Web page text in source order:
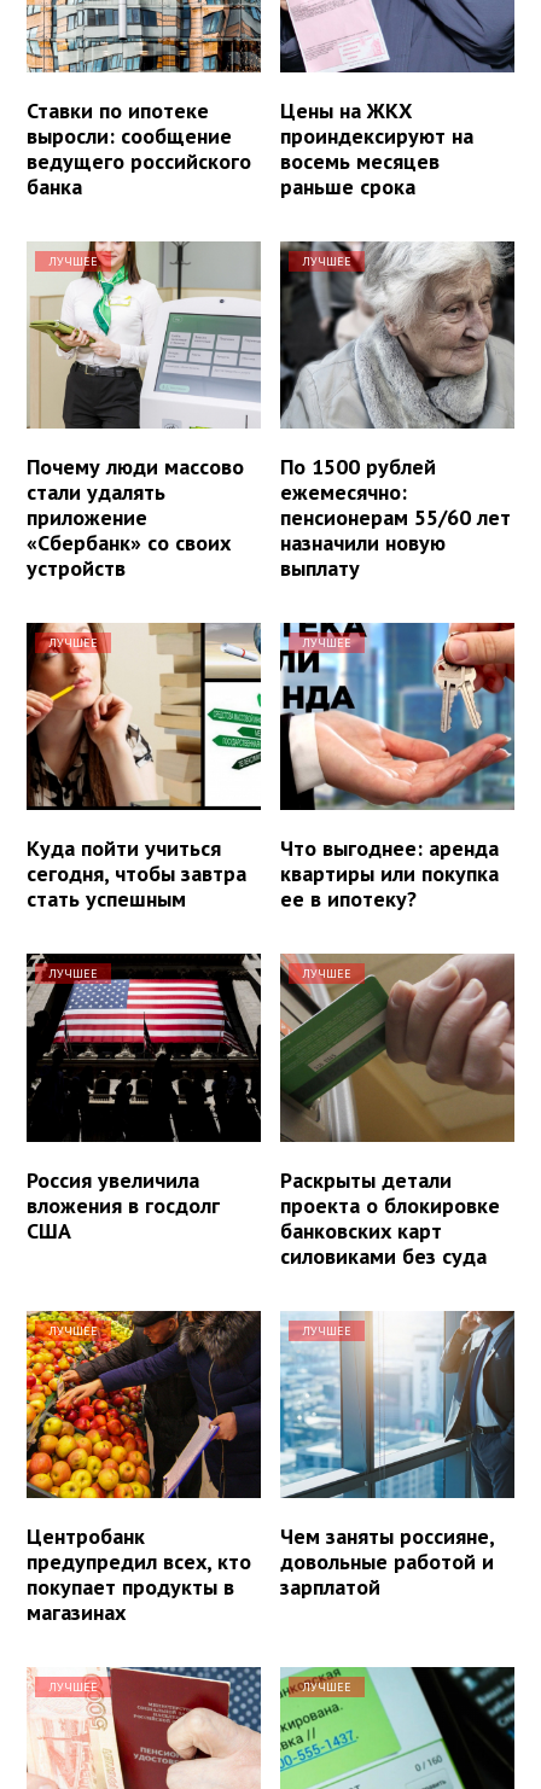
Ставки по ипотеке
выросли: сообщение
ведущего российского
банка
Цены на ЖКХ
проиндексируют на
восемь месяцев
раньше срока
ЛУЧШЕЕ
Почему люди массово
стали удалять
приложение
«Сбербанк» со своих
устройств
ЛУЧШЕЕ
По 1500 рублей
ежемесячно:
пенсионерам 55/60 лет
назначили новую
выплату
ЛУЧШЕЕ
Куда пойти учиться
сегодня, чтобы завтра
стать успешным
ЛУЧШЕЕ
Что выгоднее: аренда
квартиры или покупка
ее в ипотеку?
ЛУЧШЕЕ
Россия увеличила
вложения в госдолг
США
ЛУЧШЕЕ
Раскрыты детали
проекта о блокировке
банковских карт
силовиками без суда
ЛУЧШЕЕ
Центробанк
предупредил всех, кто
покупает продукты в
магазинах
ЛУЧШЕЕ
Чем заняты россияне,
довольные работой и
зарплатой
ЛУЧШЕЕ ЛУЧШЕЕ